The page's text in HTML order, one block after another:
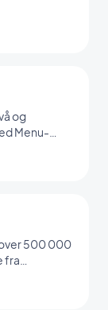
og
Menu-
500 000
fra